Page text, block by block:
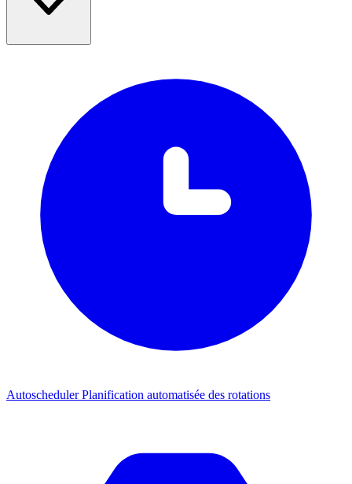
AutoschedulerPlanification automatisée des rotations